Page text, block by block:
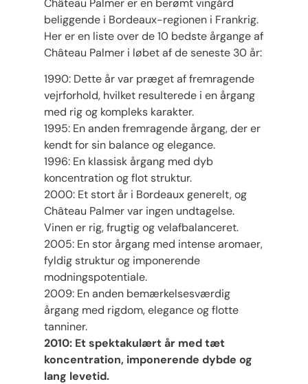
beliggende i Bordeaux-regionen i Frankrig.
Her er en liste over de 10 bedste årgange af
Château Palmer i løbet af de seneste 30 år:
1990: Dette år var præget af fremragende
vejrforhold, hvilket resulterede i en årgang
med rig og kompleks karakter.
1995: En anden fremragende årgang, der er
kendt for sin balance og elegance.
1996: En klassisk årgang med dyb
koncentration og flot struktur.
2000: Et stort år i Bordeaux generelt, og
Château Palmer var ingen undtagelse.
Vinen er rig, frugtig og velafbalanceret.
2005: En stor årgang med intense aromaer,
fyldig struktur og imponerende
modningspotentiale.
2009: En anden bemærkelsesværdig
årgang med rigdom, elegance og flotte
tanniner.
2010: Et spektakulært år med tæt
koncentration, imponerende dybde og
lang levetid.